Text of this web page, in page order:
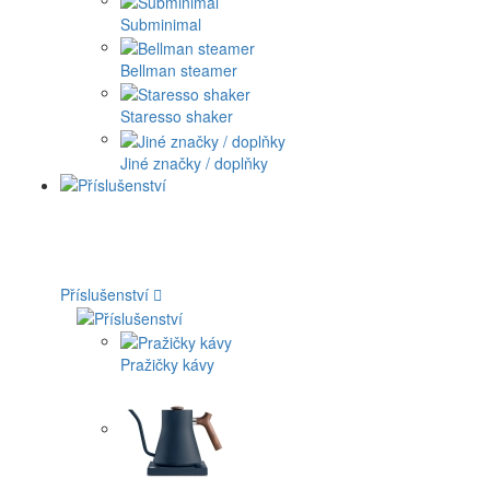
Subminimal
Bellman steamer
Staresso shaker
Jiné značky / doplňky
Příslušenství
Pražičky kávy